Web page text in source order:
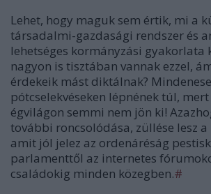
Lehet, hogy maguk sem értik, mi a
társadalmi-gazdasági rendszer és
lehetséges kormányzási gyakorlata
nagyon is tisztában vannak ezzel,
érdekeik mást diktálnak?
pótcselekvéseken lépnének túl,
égvilágon semmi nem jön ki!
további roncsolódása, züllése lesz a
amit jól jelez az ordenáréság
parlamenttől az internetes
családokig minden közegben.#